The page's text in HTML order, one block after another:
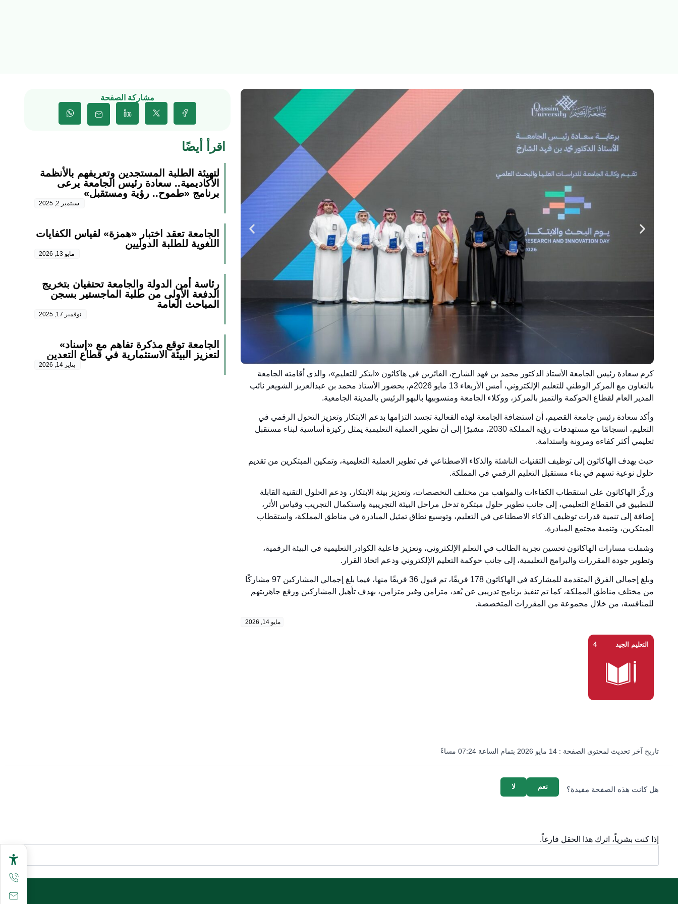
كرم سعادة رئيس الجامعة الأستاذ الدكتور محمد بن فهد الشارخ، الفائزين في هاكاثون «ابتكر للتعليم»، والذي أقامته الجامعة
بالتعاون مع المركز الوطني للتعليم الإلكتروني، أمس الأربعاء 13 مايو 2026م، بحضور الأستاذ محمد بن عبدالعزيز الشويعر نائب
المدير العام لقطاع الحوكمة والتميز بالمركز، ووكلاء الجامعة ومنسوبيها بالبهو الرئيس بالمدينة الجامعية.
وأكد سعادة رئيس جامعة القصيم، أن استضافة الجامعة لهذه الفعالية تجسد التزامها بدعم الابتكار وتعزيز التحول الرقمي في
التعليم، انسجامًا مع مستهدفات رؤية المملكة 2030، مشيرًا إلى أن تطوير العملية التعليمية يمثل ركيزة أساسية لبناء مستقبل
تعليمي أكثر كفاءة ومرونة واستدامة.
حيث يهدف الهاكاثون إلى توظيف التقنيات الناشئة والذكاء الاصطناعي في تطوير العملية التعليمية، وتمكين المبتكرين من تقديم
حلول نوعية تسهم في بناء مستقبل التعليم الرقمي في المملكة.
وركّز الهاكاثون على استقطاب الكفاءات والمواهب من مختلف التخصصات، وتعزيز بيئة الابتكار، ودعم الحلول التقنية القابلة
للتطبيق في القطاع التعليمي، إلى جانب تطوير حلول مبتكرة تدخل مراحل البيئة التجريبية واستكمال التجريب وقياس الأثر،
إضافة إلى تنمية قدرات توظيف الذكاء الاصطناعي في التعليم، وتوسيع نطاق تمثيل المبادرة في مناطق المملكة، واستقطاب
المبتكرين، وتنمية مجتمع المبادرة.
وشملت مسارات الهاكاثون تحسين تجربة الطالب في التعلم الإلكتروني، وتعزيز فاعلية الكوادر التعليمية في البيئة الرقمية،
وتطوير جودة المقررات والبرامج التعليمية، إلى جانب حوكمة التعليم الإلكتروني ودعم اتخاذ القرار.
وبلغ إجمالي الفرق المتقدمة للمشاركة في الهاكاثون 178 فريقًا، تم قبول 36 فريقًا منها، فيما بلغ إجمالي المشاركين 97 مشاركًا
من مختلف مناطق المملكة، كما تم تنفيذ برنامج تدريبي عن بُعد، متزامن وغير متزامن، بهدف تأهيل المشاركين ورفع جاهزيتهم
للمنافسة، من خلال مجموعة من المقررات المتخصصة.
مايو 14, 2026
التعليم الجيد 4
مشاركة الصفحة
اقرأ أيضًا
لتهيئة الطلبة المستجدين وتعريفهم بالأنظمة
الأكاديمية.. سعادة رئيس الجامعة يرعى
برنامج «طموح.. رؤية ومستقبل»
سبتمبر 2, 2025
الجامعة تعقد اختبار «همزة» لقياس الكفايات
اللغوية للطلبة الدوليين
مايو 13, 2026
رئاسة أمن الدولة والجامعة تحتفيان بتخريج
الدفعة الأولى من طلبة الماجستير بسجن
المباحث العامة
نوفمبر 17, 2025
الجامعة توقع مذكرة تفاهم مع «إسناد»
لتعزيز البيئة الاستثمارية في قطاع التعدين
يناير 14, 2026
تاريخ آخر تحديث لمحتوى الصفحة : 14 مايو 2026 بتمام الساعة 07:24 مساءً
هل كانت هذه الصفحة مفيدة؟ لا نعم
إذا كنت بشرياً، اترك هذا الحقل فارغاً.